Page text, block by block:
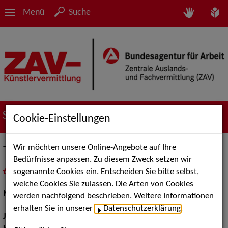
Menü Suche
Suche nach Künstler*innen
Tamara Wörner
als PDF speichern
inMeine Merklistelegen
Musical:Darstellerin, Sängerin, Tänzerin
Jahrgang:
Cookie-Einstellungen
Wir möchten unsere Online-Angebote auf Ihre
Bedürfnisse anpassen. Zu diesem Zweck setzen wir
sogenannte Cookies ein. Entscheiden Sie bitte selbst,
welche Cookies Sie zulassen. Die Arten von Cookies
werden nachfolgend beschrieben. Weitere Informationen
erhalten Sie in unserer
Datenschutzerklärung